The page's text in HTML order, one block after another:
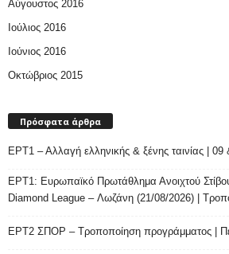
Αύγουστος 2016
Ιούλιος 2016
Ιούνιος 2016
Οκτώβριος 2015
Πρόσφατα άρθρα
ΕΡΤ1 – Αλλαγή ελληνικής & ξένης ταινίας |
ΕΡΤ1: Ευρωπαϊκό Πρωτάθλημα Ανοιχτού
Diamond League – Λωζάνη (21/08/2026) |
ΕΡΤ2 ΣΠΟΡ – Τροποποίηση προγράμματος |